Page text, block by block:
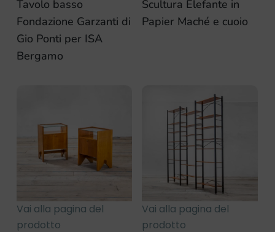
Tavolo basso
Fondazione Garzanti di
Gio Ponti per ISA
Bergamo
Scultura Elefante in
Papier Maché e cuoio
Vai alla pagina del
prodotto
Vai alla pagina del
prodotto